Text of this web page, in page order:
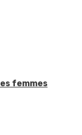
femmes